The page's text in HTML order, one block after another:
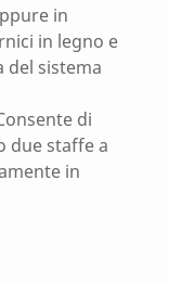
in
in legno e
del sistema
di
due staffe a
in